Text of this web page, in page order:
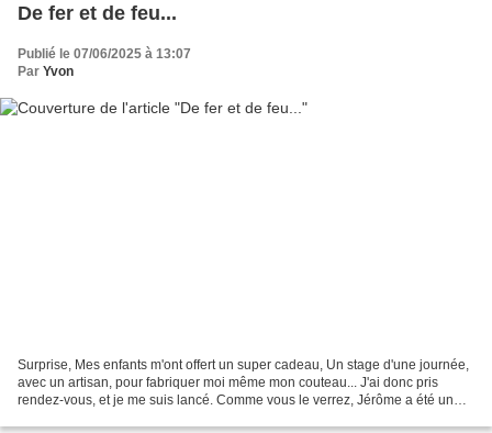
De fer et de feu...
Publié le 07/06/2025 à 13:07
Par Yvon
Surprise, Mes enfants m'ont offert un super cadeau, Un stage d'une journée,
avec un artisan, pour fabriquer moi même mon couteau... J'ai donc pris
rendez-vous, et je me suis lancé. Comme vous le verrez, Jérôme a été un